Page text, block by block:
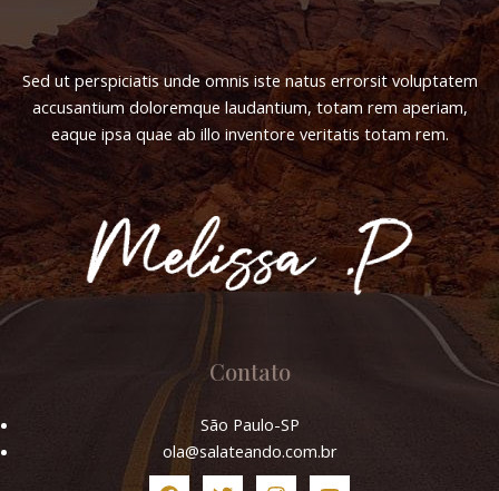
Sed ut perspiciatis unde omnis iste natus errorsit voluptatem
accusantium doloremque laudantium, totam rem aperiam,
eaque ipsa quae ab illo inventore veritatis totam rem.
Contato
São Paulo-SP
ola@salateando.com.br